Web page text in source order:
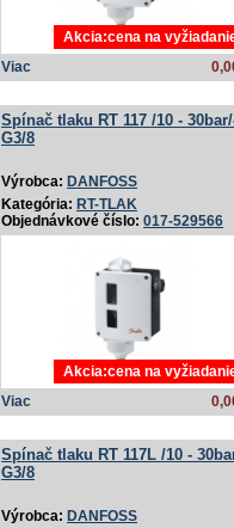
Viac
Akcia:cena na
Spínač tlaku RT 117 /­10 -
G3/­8
Výrobca: DANFOSS
Kategória: RT-TLAK
Objednávkové číslo: 017-529566
Viac
Akcia:cena na
Spínač tlaku RT 117L /­10 -
G3/­8
Výrobca: DANFOSS